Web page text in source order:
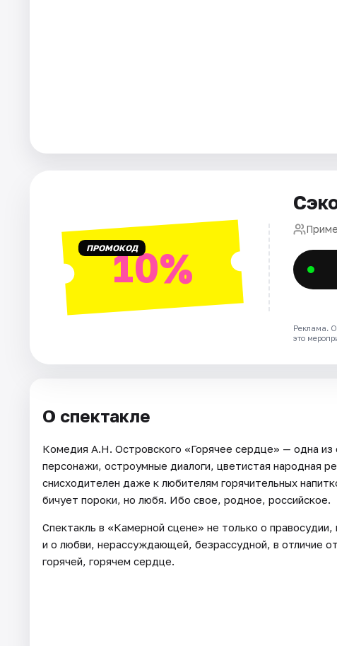
ПРОМОКОД10%
Реклама.
это
О спектакле
Комедия А.Н. Островского «Горячее сердце» — одна
персонажи, остроумные диалоги, цветистая народная
снисходителен даже к любителям горячительных
бичует пороки, но любя. Ибо свое, родное, российское.
Спектакль в «Камерной сцене» не только о
и о любви, нерассуждающей, безрассудной, в отличие
горячей, горячем сердце.